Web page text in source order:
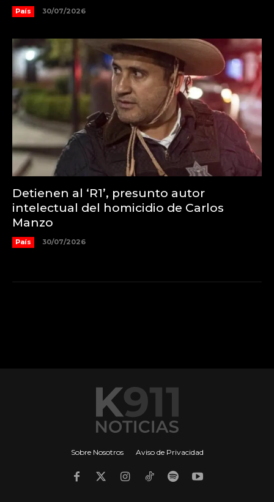
País 30/07/2026
Detienen al ‘R1’, presunto autor
intelectual del homicidio de Carlos
Manzo
País 30/07/2026
Sobre Nosotros Aviso de Privacidad